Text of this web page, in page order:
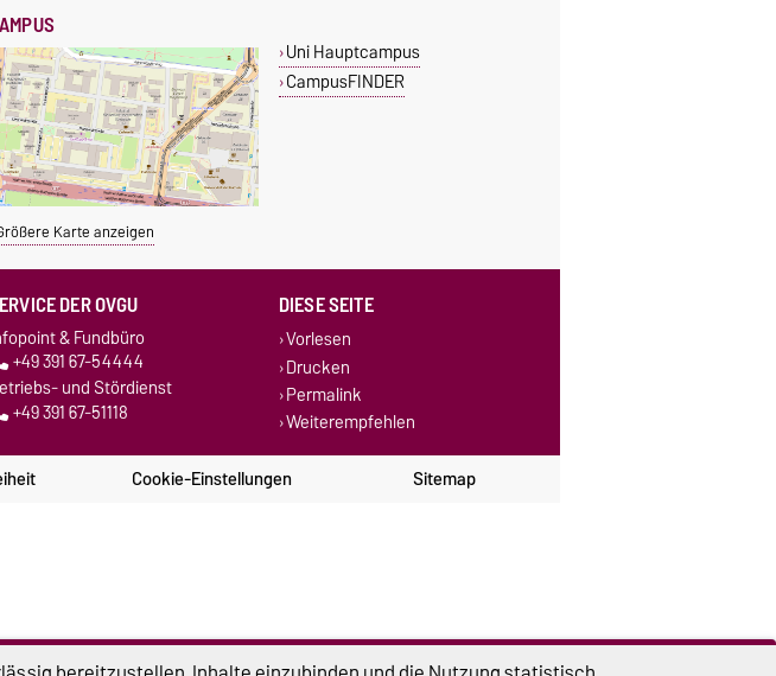
Karte anzeigen
Uni Hauptcampus
CampusFINDER
DER OVGU
& Fundbüro
+49 391 67-54444
und Stördienst
+49 391 67-51118
DIESE SEITE
Vorlesen
Drucken
Permalink
Weiterempfehlen
Cookie-Einstellungen Sitemap